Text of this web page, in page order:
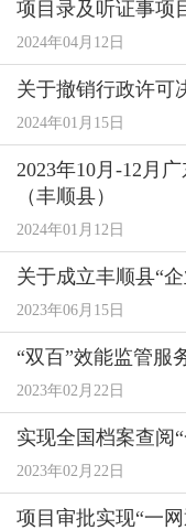
项目录及听证事项
2024年04月12日
关于撤销行政许可
2024年01月15日
2023年10月-12月
（丰顺县）
2024年01月12日
关于成立丰顺县“
2023年06月15日
“双百”效能监管服
2023年02月22日
实现全国档案查阅
2023年02月22日
项目审批实现“一